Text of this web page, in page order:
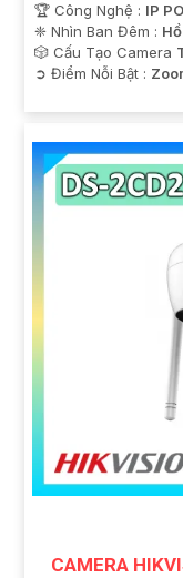
🏆 Công Nghệ : IP
❈ Nhìn Ban Đêm :
🎲 Cấu Tạo Camera
️➲ Điểm Nỗi Bật :
CAMERA